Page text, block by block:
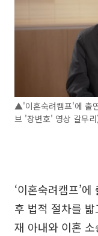
▲'이혼숙려캠프'에 출
브 '장변호' 영상 갈무
‘이혼숙려캠프’
후 법적 절차를
재 아내와 이혼